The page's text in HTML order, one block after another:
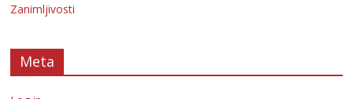
Zanimljivosti
Meta